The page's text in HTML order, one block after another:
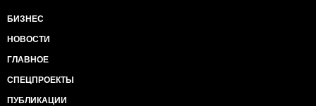
БИЗНЕС
НОВОСТИ
ГЛАВНОЕ
СПЕЦПРОЕКТЫ
ПУБЛИКАЦИИ